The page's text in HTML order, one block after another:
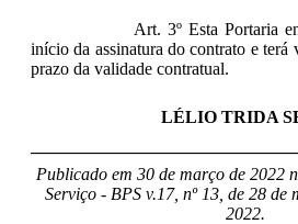
Art. 3º Esta Portaria
início da assinatura do contrato e terá
prazo da validade contratual.
LÉLIO TRIDA
Publicado em 30 de março de 2022
Serviço - BPS v.17, nº 13, de 28 de
2022.